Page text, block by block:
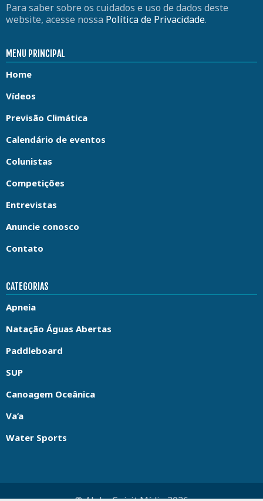
Para saber sobre os cuidados e uso de dados deste
website, acesse nossa Política de Privacidade.
MENU PRINCIPAL
Home
Vídeos
Previsão Climática
Calendário de eventos
Colunistas
Competições
Entrevistas
Anuncie conosco
Contato
CATEGORIAS
Apneia
Natação Águas Abertas
Paddleboard
SUP
Canoagem Oceânica
Va’a
Water Sports